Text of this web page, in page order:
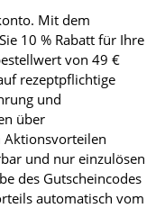
Mit dem
10 % Rabatt für Ihre
von 49 €
rezeptpflichtige
und
über
Aktionsvorteilen
und nur einzulösen
des Gutscheincodes
automatisch vom